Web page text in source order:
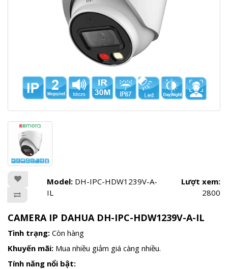
Model: DH-IPC-HDW1239V-A-
IL
Lượt xem:
2800
CAMERA IP DAHUA DH-IPC-HDW1239V-A-IL
Tình trạng: Còn hàng
Khuyến mãi: Mua nhiều giảm giá càng nhiều.
Tính năng nổi bật: